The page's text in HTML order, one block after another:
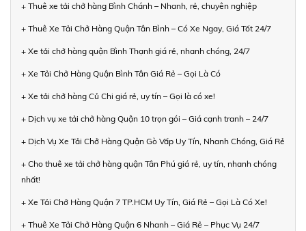
+ Thuê xe tải chở hàng Bình Chánh – Nhanh, rẻ, chuyên nghiệp
+ Thuê Xe Tải Chở Hàng Quận Tân Bình – Có Xe Ngay, Giá Tốt 24/7
+ Xe tải chở hàng quận Bình Thạnh giá rẻ, nhanh chóng, 24/7
+ Xe Tải Chở Hàng Quận Bình Tân Giá Rẻ – Gọi Là Có
+ Xe tải chở hàng Củ Chi giá rẻ, uy tín – Gọi là có xe!
+ Dịch vụ xe tải chở hàng Quận 10 trọn gói – Giá cạnh tranh – 24/7
+ Dịch Vụ Xe Tải Chở Hàng Quận Gò Vấp Uy Tín, Nhanh Chóng, Giá Rẻ
+ Cho thuê xe tải chở hàng quận Tân Phú giá rẻ, uy tín, nhanh chóng
nhất!
+ Xe Tải Chở Hàng Quận 7 TP.HCM Uy Tín, Giá Rẻ – Gọi Là Có Xe!
+ Thuê Xe Tải Chở Hàng Quận 6 Nhanh – Giá Rẻ – Phục Vụ 24/7